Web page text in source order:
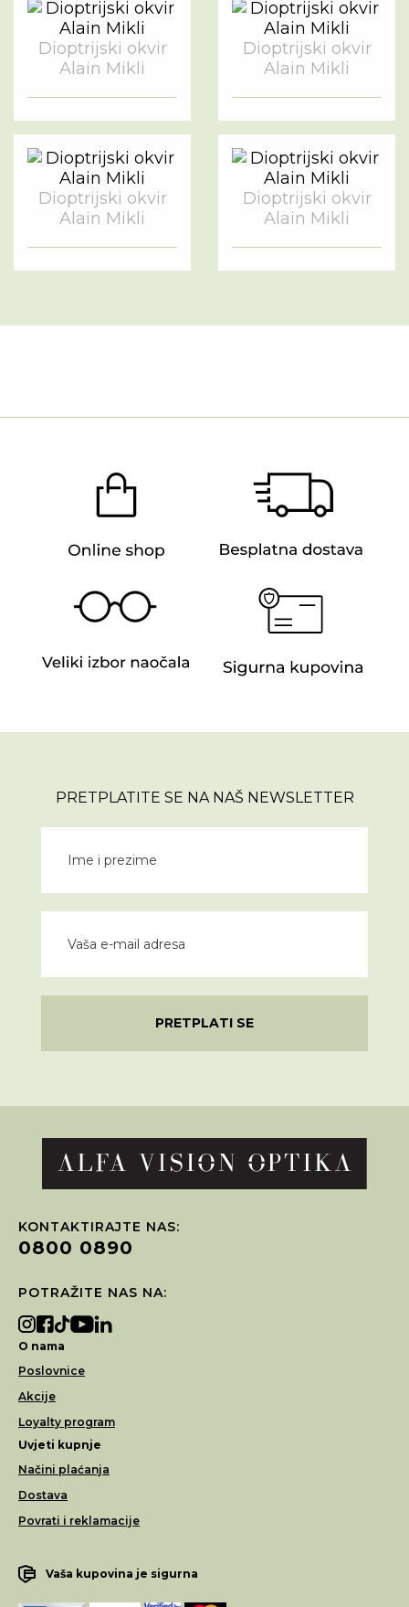
Dioptrijski okvir
Alain Mikli
Dioptrijski okvir
Alain Mikli
Dioptrijski okvir
Alain Mikli
Dioptrijski okvir
Alain Mikli
PRETPLATITE SE NA NAŠ NEWSLETTER
PRETPLATI SE
KONTAKTIRAJTE NAS:
0800 0890
POTRAŽITE NAS NA:
O nama
Poslovnice
Akcije
Loyalty program
Uvjeti kupnje
Načini plaćanja
Dostava
Povrati i reklamacije
Vaša kupovina je sigurna